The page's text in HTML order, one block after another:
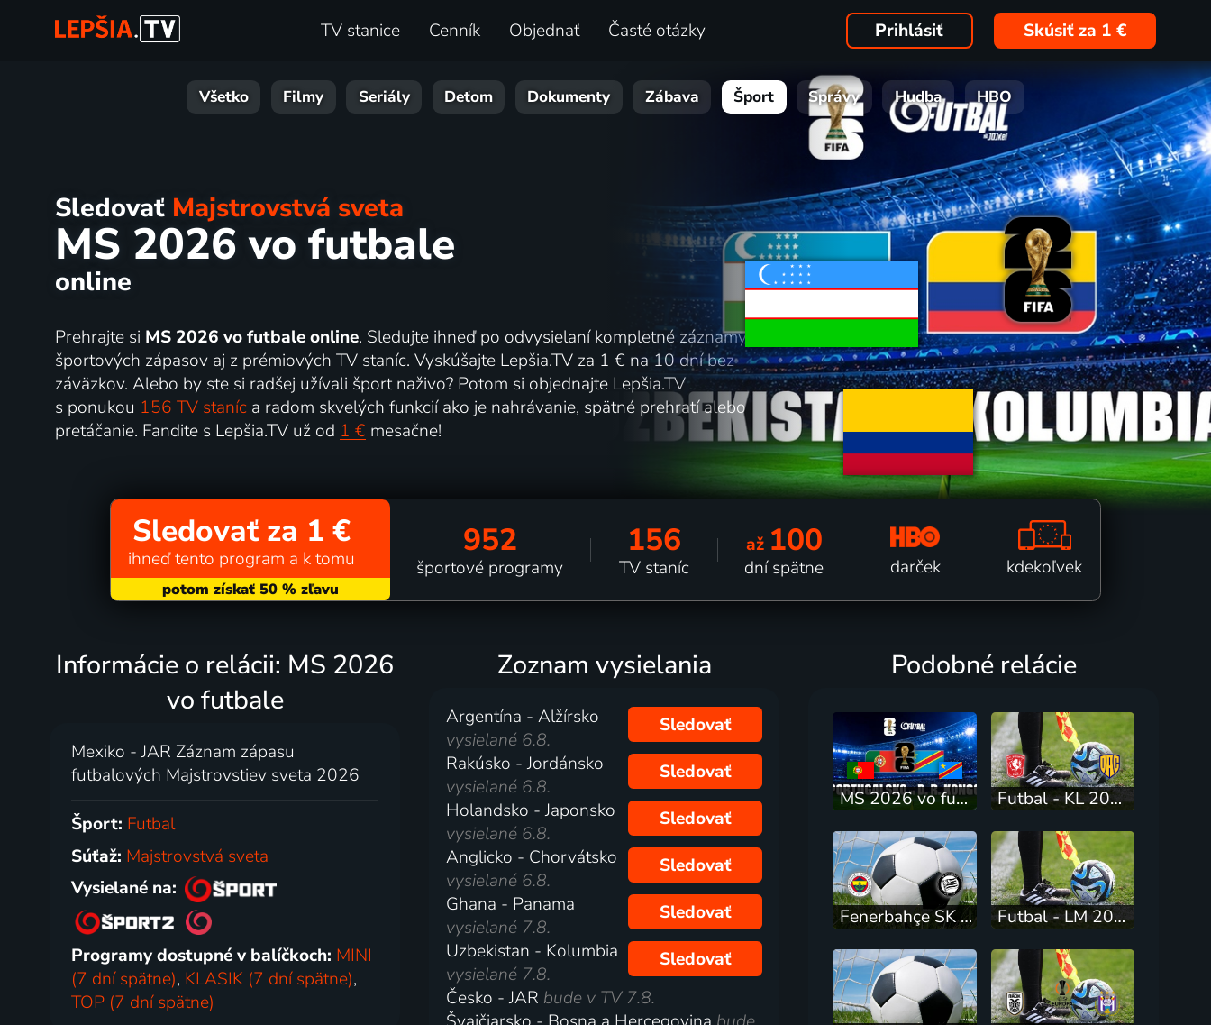
TV stanice Cenník Objednať Časté otázky Prihlásiť Skúsiť za 1 €
Všetko Filmy Seriály Deťom Dokumenty Zábava Šport Správy Hudba HBO
Sledovať Majstrovstvá sveta
MS 2026 vo futbale
online
Prehrajte si MS 2026 vo futbale online. Sledujte ihneď po odvysielaní kompletné záznamy
športových zápasov aj z prémiových TV staníc. Vyskúšajte Lepšia.TV za 1 € na 10 dní bez
záväzkov. Alebo by ste si radšej užívali šport naživo? Potom si objednajte Lepšia.TV
s ponukou 156 TV staníca radom skvelých funkcií ako je nahrávanie, spätné prehratí alebo
pretáčanie. Fandite s Lepšia.TV už od 1 € mesačne!
Sledovať za 1 €
ihneď tento program a k tomu 952
športové programy
156
TV staníc
až 100
dní spätne darček kdekoľvek
Informácie o relácii: MS 2026
vo futbale
Mexiko - JAR Záznam zápasu
futbalových Majstrovstiev sveta 2026
Šport: Futbal
Súťaž: Majstrovstvá sveta
Vysielané na:
Programy dostupné v balíčkoch: MINI
(7 dní spätne), KLASIK (7 dní spätne),
TOP (7 dní spätne)
Zoznam vysielania
Argentína - Alžírsko
vysielané 6.8.
Sledovať
Rakúsko - Jordánsko
vysielané 6.8.
Sledovať
Holandsko - Japonsko
vysielané 6.8.
Sledovať
Anglicko - Chorvátsko
vysielané 6.8.
Sledovať
Ghana - Panama
vysielané 7.8.
Sledovať
Uzbekistan - Kolumbia
vysielané 7.8.
Sledovať
Česko - JAR bude v TV 7.8.
Podobné relácie
MS 2026 vo futbale D Futbal - KL 2026/27: Twente Enschede - DAC Dunajská Streda (3. predkolo)
Fenerbahçe SK (TUR) - SK Sturm Graz (AUT) Futbal - LM 2026/27: Mjällby AIF - Slovan Bratislava (3. predkolo)